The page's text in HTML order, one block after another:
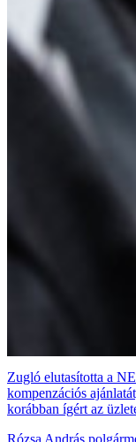
Zugló elutasította a
kompenzációs
korábban ígért az